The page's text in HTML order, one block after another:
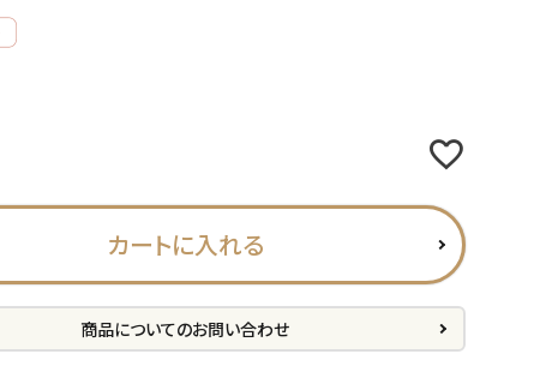
カートに入れる
商品についてのお問い合わせ